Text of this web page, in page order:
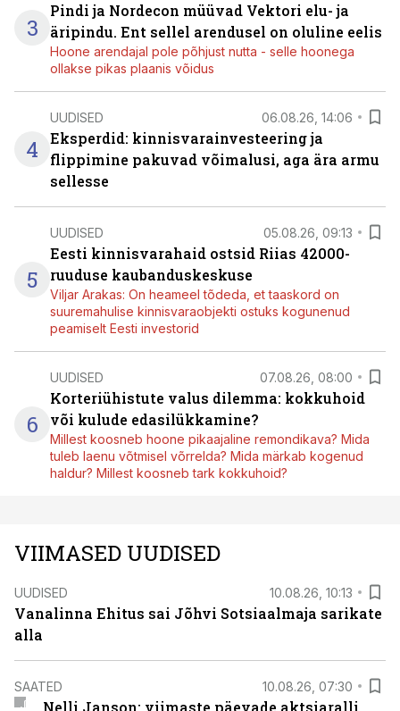
3
Pindi ja Nordecon müüvad Vektori elu- ja
äripindu. Ent sellel arendusel on oluline eelis
Hoone arendajal pole põhjust nutta - selle hoonega
ollakse pikas plaanis võidus
4
UUDISED 06.08.26, 14:06
Eksperdid: kinnisvarainvesteering ja
flippimine pakuvad võimalusi, aga ära armu
sellesse
5
UUDISED 05.08.26, 09:13
Eesti kinnisvarahaid ostsid Riias 42000-
ruuduse kaubanduskeskuse
Viljar Arakas: On heameel tõdeda, et taaskord on
suuremahulise kinnisvaraobjekti ostuks kogunenud
peamiselt Eesti investorid
6
UUDISED 07.08.26, 08:00
Korteriühistute valus dilemma: kokkuhoid
või kulude edasilükkamine?
Millest koosneb hoone pikaajaline remondikava? Mida
tuleb laenu võtmisel võrrelda? Mida märkab kogenud
haldur? Millest koosneb tark kokkuhoid?
VIIMASED UUDISED
UUDISED 10.08.26, 10:13
Vanalinna Ehitus sai Jõhvi Sotsiaalmaja sarikate
alla
SAATED 10.08.26, 07:30
Nelli Janson: viimaste päevade aktsiaralli